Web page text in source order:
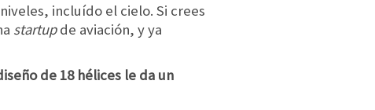
incluído el cielo. Si crees
startupde aviación, y ya
de 18 hélices le da un